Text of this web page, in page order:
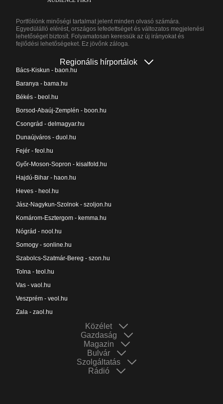
Portfóliónk minőségi tartalmat jelent minden olvasó számára.
Egyedülálló elérést, országos lefedettséget és változatos megjelenési
lehetőséget biztosít. Folyamatosan keressük az új irányokat és
fejlődési lehetőségeket. Ez jövőnk záloga.
Regionális hírportálok
Bács-Kiskun - baon.hu
Baranya - bama.hu
Békés - beol.hu
Borsod-Abaúj-Zemplén - boon.hu
Csongrád - delmagyar.hu
Dunaújváros - duol.hu
Fejér - feol.hu
Győr-Moson-Sopron - kisalfold.hu
Hajdú-Bihar - haon.hu
Heves - heol.hu
Jász-Nagykun-Szolnok - szoljon.hu
Komárom-Esztergom - kemma.hu
Nógrád - nool.hu
Somogy - sonline.hu
Szabolcs-Szatmár-Bereg - szon.hu
Tolna - teol.hu
Vas - vaol.hu
Veszprém - veol.hu
Zala - zaol.hu
Közélet
Gazdaság
Magazin
Bulvár
Szolgáltatás
Rádió